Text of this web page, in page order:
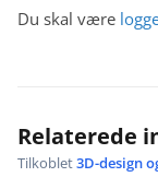
Du skal være
Relaterede
Tilkoblet3D-design